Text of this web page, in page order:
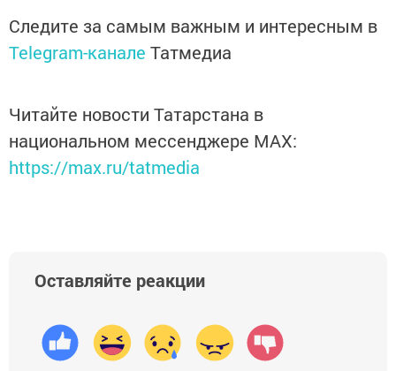
Следите за самым важным и интересным в
Telegram-канале Татмедиа
Читайте новости Татарстана в
национальном мессенджере MАХ:
https://max.ru/tatmedia
Оставляйте реакции